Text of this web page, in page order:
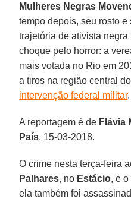
Mulheres Negras
tempo depois, seu rosto
trajetória de ativista
choque pelo horror: a
mais votada no Rio em
a tiros na região central
intervenção federal militar.
A reportagem é de Flávia
País, 15-03-2018.
O crime nesta terça-feira
Palhares, no Estácio, e
ela também foi